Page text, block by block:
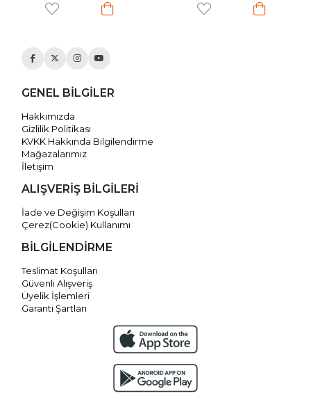
GENEL BİLGİLER
Hakkımızda
Gizlilik Politikası
KVKK Hakkında Bilgilendirme
Mağazalarımız
İletişim
ALIŞVERİŞ BİLGİLERİ
İade ve Değişim Koşulları
Çerez(Cookie) Kullanımı
BİLGİLENDİRME
Teslimat Koşulları
Güvenli Alışveriş
Üyelik İşlemleri
Garanti Şartları